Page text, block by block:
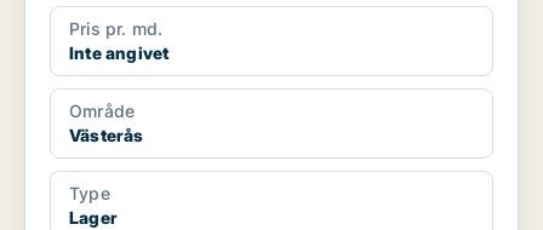
Pris pr. md.
Inte angivet
Område
Västerås
Type
Lager